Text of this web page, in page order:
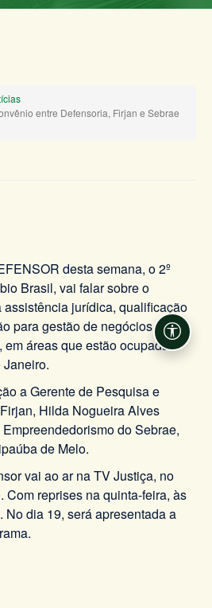
entre Defensoria, Firjan e Sebrae
desta semana, o 2º
Brasil, vai falar sobre o
jurídica, qualificação
para gestão de negócios aos
áreas que estão ocupadas
a Gerente de Pesquisa e
Hilda Nogueira Alves
do Sebrae,
de Melo.
vai ao ar na TV Justiça, no
Com reprises na quinta-feira, às
No dia 19, será apresentada a